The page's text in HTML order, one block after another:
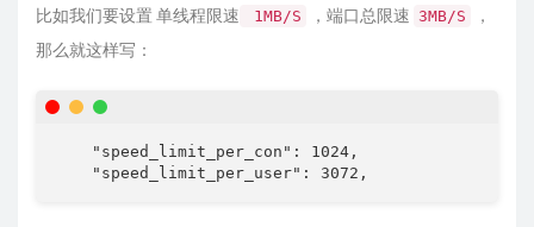
比如我们要设置 单线程限速 1MB/S ，端口总限速 3MB/S
，
那么就这样写：
    "speed_limit_per_con": 1024,
    "speed_limit_per_user": 3072,